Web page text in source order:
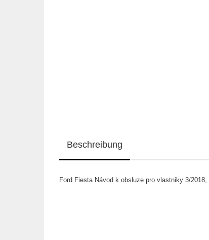
Beschreibung
Ford Fiesta Návod k obsluze pro vlastniky 3/